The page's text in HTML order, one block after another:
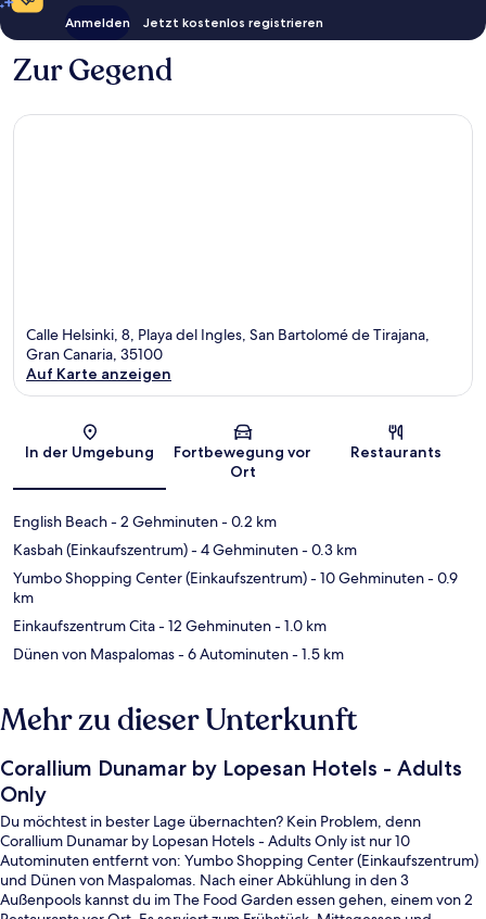
Anmelden Jetzt kostenlos registrieren
Zur Gegend
Calle Helsinki, 8, Playa del Ingles, San Bartolomé de Tirajana,
Gran Canaria, 35100
Auf Karte anzeigen
In der Umgebung
Fortbewegung vor
Ort
Restaurants
English Beach- 2 Gehminuten- 0.2 km
Kasbah (Einkaufszentrum)- 4 Gehminuten- 0.3 km
Yumbo Shopping Center (Einkaufszentrum)- 10 Gehminuten- 0.9
km
Einkaufszentrum Cita- 12 Gehminuten- 1.0 km
Dünen von Maspalomas- 6 Autominuten- 1.5 km
Mehr zu dieser Unterkunft
Corallium Dunamar by Lopesan Hotels - Adults
Only
Du möchtest in bester Lage übernachten? Kein Problem, denn
Corallium Dunamar by Lopesan Hotels - Adults Only ist nur 10
Autominuten entfernt von: Yumbo Shopping Center (Einkaufszentrum)
und Dünen von Maspalomas. Nach einer Abkühlung in den 3
Außenpools kannst du im The Food Garden essen gehen, einem von 2